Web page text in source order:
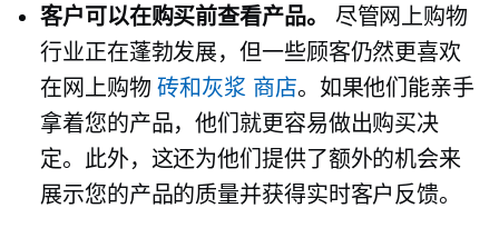
客户可以在购买前查看产品。
尽管网上购物
行业正在蓬勃发展，但一些顾客仍然更喜欢
在网上购物砖和灰浆 商店。如果他们能亲手
拿着您的产品，他们就更容易做出购买决
定。此外，这还为他们提供了额外的机会来
展示您的产品的质量并获得实时客户反馈。